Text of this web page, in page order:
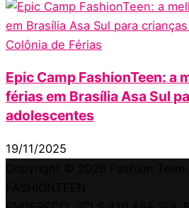
Colônia de Férias
Epic Camp FashionTeen: a
férias em Brasília Asa Sul
adolescentes
19/11/2025